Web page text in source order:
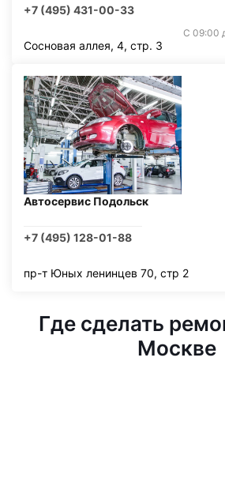
+7 (495) 431-00-33
С 09:00
Сосновая аллея, 4, стр. 3
Автосервис Подольск
+7 (495) 128-01-88
пр-т Юных ленинцев 70, стр 2
Где сделать
Москве